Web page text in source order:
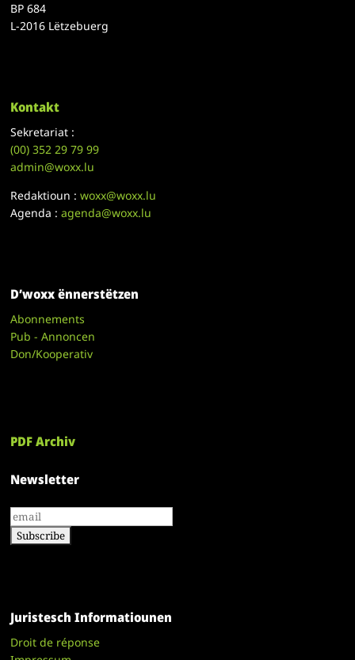
BP 684
L-2016 Lëtzebuerg
Kontakt
Sekretariat :
(00)352 29 79 99
admin@woxx.lu
Redaktioun :woxx@woxx.lu
Agenda :agenda@woxx.lu
D’woxx ënnerstëtzen
Abonnements
Pub - Annoncen
Don/Kooperativ
PDF Archiv
Newsletter
Juristesch Informatiounen
Droit de réponse